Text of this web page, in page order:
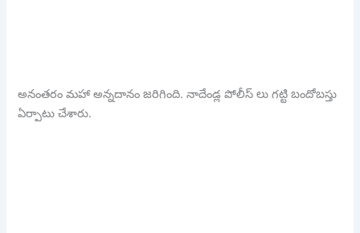
అనంతరం మహా అన్నదానం జరిగింది. నాదేండ్ల పోలీస్ లు గట్టి బందోబస్తు
ఏర్పాటు చేశారు.